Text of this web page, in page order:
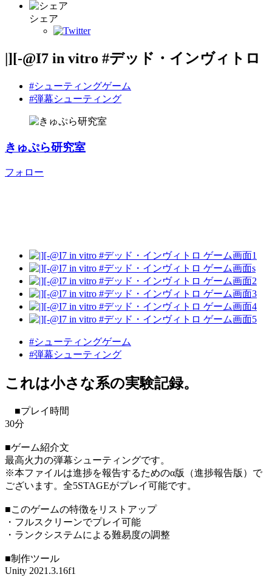
シェア
|][-@I7 in vitro #デッド・インヴィトロ
#シューティングゲーム
#弾幕シューティング
きゅぷら研究室
フォロー
#シューティングゲーム
#弾幕シューティング
これは小さな系の実験記録。
■プレイ時間
30分
■ゲーム紹介文
最高火力の弾幕シューティングです。
※本ファイルは進捗を報告するためのα版（進捗報告版）で
ございます。全5STAGEがプレイ可能です。
■このゲームの特徴をリストアップ
・フルスクリーンでプレイ可能
・ランクシステムによる難易度の調整
■制作ツール
Unity 2021.3.16f1